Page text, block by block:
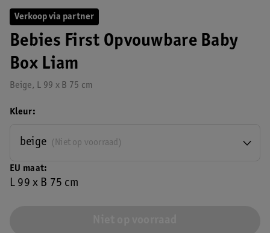
Verkoop via partner
Bebies First Opvouwbare Baby
Box Liam
Beige, L 99 x B 75 cm
EU maat
L 99 x B 75 cm
Kleur
(Niet op voorraad)
beige